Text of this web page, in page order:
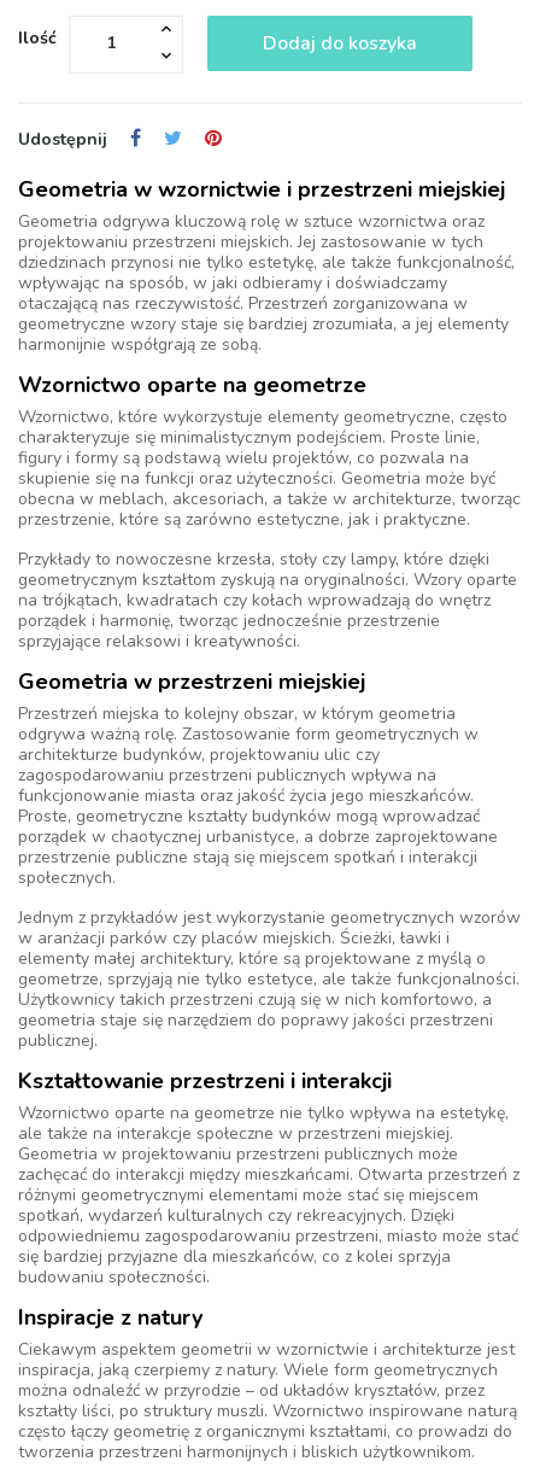
Ilość Dodaj do koszyka
Udostępnij
Geometria w wzornictwie i przestrzeni miejskiej
Geometria odgrywa kluczową rolę w sztuce wzornictwa oraz
projektowaniu przestrzeni miejskich. Jej zastosowanie w tych
dziedzinach przynosi nie tylko estetykę, ale także funkcjonalność,
wpływając na sposób, w jaki odbieramy i doświadczamy
otaczającą nas rzeczywistość. Przestrzeń zorganizowana w
geometryczne wzory staje się bardziej zrozumiała, a jej elementy
harmonijnie współgrają ze sobą.
Wzornictwo oparte na geometrze
Wzornictwo, które wykorzystuje elementy geometryczne, często
charakteryzuje się minimalistycznym podejściem. Proste linie,
figury i formy są podstawą wielu projektów, co pozwala na
skupienie się na funkcji oraz użyteczności. Geometria może być
obecna w meblach, akcesoriach, a także w architekturze, tworząc
przestrzenie, które są zarówno estetyczne, jak i praktyczne.
Przykłady to nowoczesne krzesła, stoły czy lampy, które dzięki
geometrycznym kształtom zyskują na oryginalności. Wzory oparte
na trójkątach, kwadratach czy kołach wprowadzają do wnętrz
porządek i harmonię, tworząc jednocześnie przestrzenie
sprzyjające relaksowi i kreatywności.
Geometria w przestrzeni miejskiej
Przestrzeń miejska to kolejny obszar, w którym geometria
odgrywa ważną rolę. Zastosowanie form geometrycznych w
architekturze budynków, projektowaniu ulic czy
zagospodarowaniu przestrzeni publicznych wpływa na
funkcjonowanie miasta oraz jakość życia jego mieszkańców.
Proste, geometryczne kształty budynków mogą wprowadzać
porządek w chaotycznej urbanistyce, a dobrze zaprojektowane
przestrzenie publiczne stają się miejscem spotkań i interakcji
społecznych.
Jednym z przykładów jest wykorzystanie geometrycznych wzorów
w aranżacji parków czy placów miejskich. Ścieżki, ławki i
elementy małej architektury, które są projektowane z myślą o
geometrze, sprzyjają nie tylko estetyce, ale także funkcjonalności.
Użytkownicy takich przestrzeni czują się w nich komfortowo, a
geometria staje się narzędziem do poprawy jakości przestrzeni
publicznej.
Kształtowanie przestrzeni i interakcji
Wzornictwo oparte na geometrze nie tylko wpływa na estetykę,
ale także na interakcje społeczne w przestrzeni miejskiej.
Geometria w projektowaniu przestrzeni publicznych może
zachęcać do interakcji między mieszkańcami. Otwarta przestrzeń z
różnymi geometrycznymi elementami może stać się miejscem
spotkań, wydarzeń kulturalnych czy rekreacyjnych. Dzięki
odpowiedniemu zagospodarowaniu przestrzeni, miasto może stać
się bardziej przyjazne dla mieszkańców, co z kolei sprzyja
budowaniu społeczności.
Inspiracje z natury
Ciekawym aspektem geometrii w wzornictwie i architekturze jest
inspiracja, jaką czerpiemy z natury. Wiele form geometrycznych
można odnaleźć w przyrodzie – od układów kryształów, przez
kształty liści, po struktury muszli. Wzornictwo inspirowane naturą
często łączy geometrię z organicznymi kształtami, co prowadzi do
tworzenia przestrzeni harmonijnych i bliskich użytkownikom.